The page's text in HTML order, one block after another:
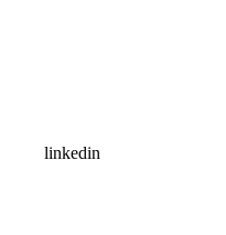
linkedin